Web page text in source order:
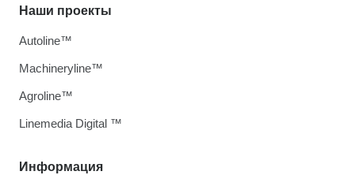
Информация
Наши проекты
Autoline™
Machineryline™
Agroline™
Linemedia Digital ™